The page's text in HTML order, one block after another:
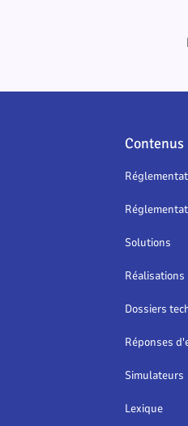
Contenus
Solutions
Réalisations
Dossiers
Réponses
Simulateurs
Lexique